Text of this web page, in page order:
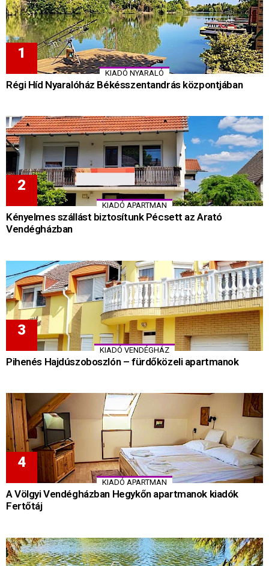
KIADÓ NYARALÓ
Régi Híd Nyaralóház Békésszentandrás központjában
KIADÓ APARTMAN
Kényelmes szállást biztosítunk Pécsett az Arató
Vendégházban
KIADÓ VENDÉGHÁZ
Pihenés Hajdúszoboszlón – fürdőközeli apartmanok
KIADÓ APARTMAN
A Völgyi Vendégházban Hegykőn apartmanok kiadók
Fertőtáj